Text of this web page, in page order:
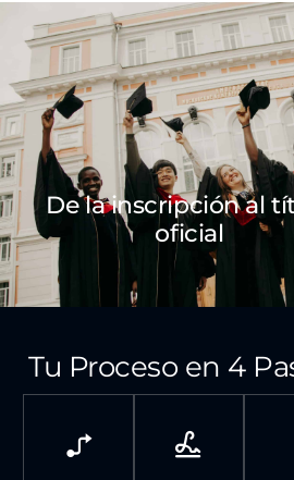
De la inscripción al
oficial
Tu Proceso en 4